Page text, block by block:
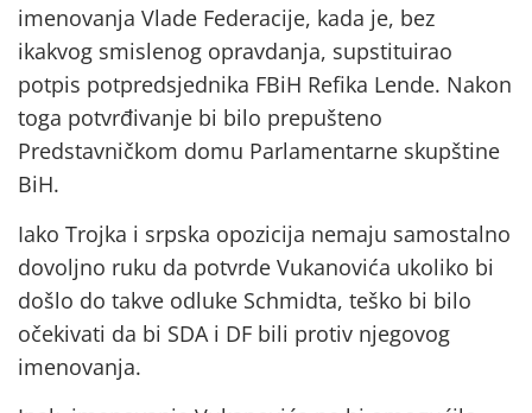
imenovanja Vlade Federacije, kada je, bez
ikakvog smislenog opravdanja, supstituirao
potpis potpredsjednika FBiH Refika Lende. Nakon
toga potvrđivanje bi bilo prepušteno
Predstavničkom domu Parlamentarne skupštine
BiH.
Iako Trojka i srpska opozicija nemaju samostalno
dovoljno ruku da potvrde Vukanovića ukoliko bi
došlo do takve odluke Schmidta, teško bi bilo
očekivati da bi SDA i DF bili protiv njegovog
imenovanja.